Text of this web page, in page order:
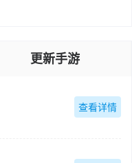
更新手游
查看详情